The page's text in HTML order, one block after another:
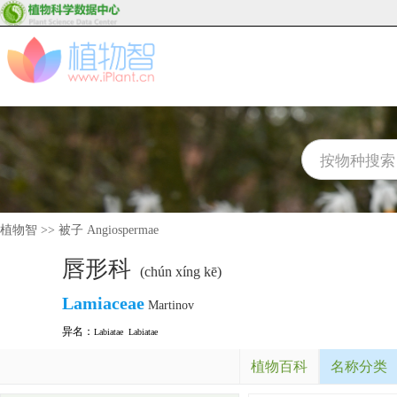
植物智 >> 被子 Angiospermae
唇形科 (chún xíng kē)
Lamiaceae Martinov
异名： Labiatae Labiatae
植物百科 名称分类